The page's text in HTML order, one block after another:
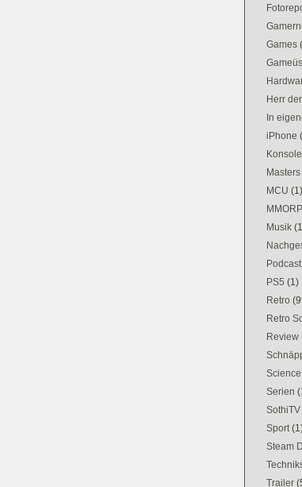
Games
Herr
In
iPhone
MCU (1)
Musik
Podcast
PS5 (1)
Retro
Retro
Review
Serien
SothiTV
Sport
Steam
Trailer